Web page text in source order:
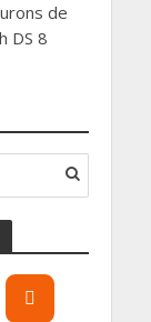
de
DS 8